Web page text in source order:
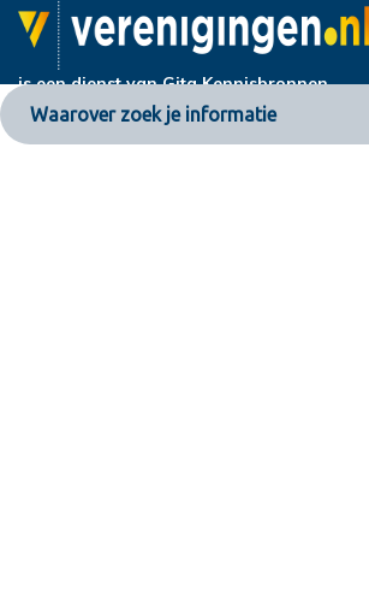
is een dienst vanGita Kennisbronnen